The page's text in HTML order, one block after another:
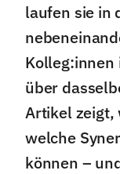
laufen sie in
Kolleg:innen
über
Artikel zeigt,
welche
können –